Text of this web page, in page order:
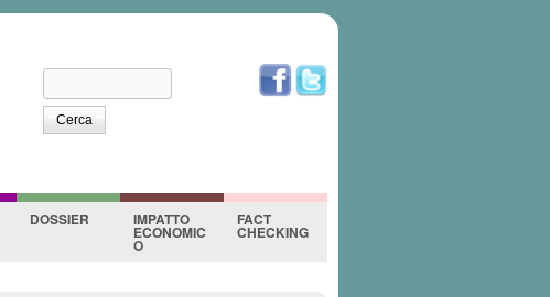
Form di ricerca
DOSSIER IMPATTO
ECONOMIC
O
FACT
CHECKING